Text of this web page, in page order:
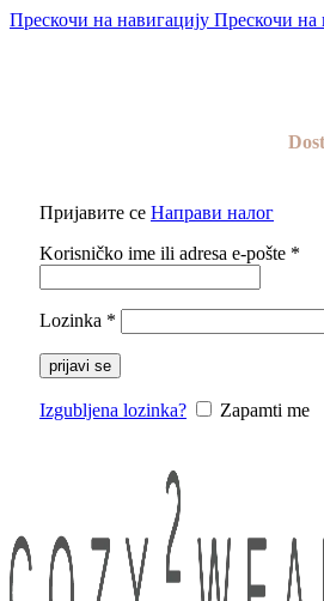
Прескочи на навигацију Прескочи на
Пријавите се Направи налог
Korisničko ime ili adresa e-pošte *
Lozinka *
prijavi se
Izgubljena lozinka? Zapamti me